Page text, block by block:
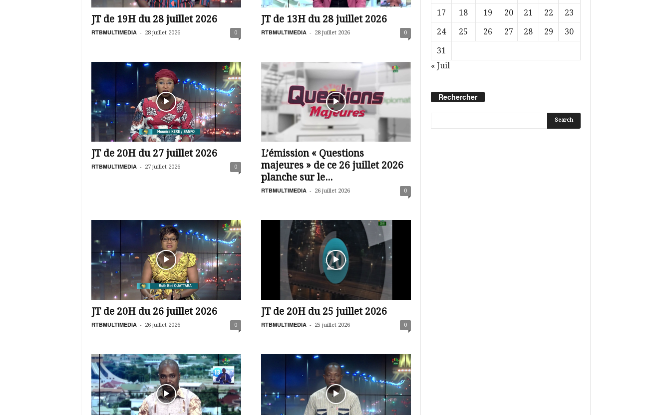
JT de 19H du 28 juillet 2026
RTBMULTIMEDIA - 28 juillet 2026 0
JT de 13H du 28 juillet 2026
RTBMULTIMEDIA - 28 juillet 2026 0
JT de 20H du 27 juillet 2026
RTBMULTIMEDIA - 27 juillet 2026 0
L’émission « Questions
majeures » de ce 26 juillet 2026
planche sur le...
RTBMULTIMEDIA - 26 juillet 2026 0
JT de 20H du 26 juillet 2026
RTBMULTIMEDIA - 26 juillet 2026 0
JT de 20H du 25 juillet 2026
RTBMULTIMEDIA - 25 juillet 2026 0
17
18 19 20 21 22
23
24
25 26 27 28 29
30
31
« Juil
Rechercher